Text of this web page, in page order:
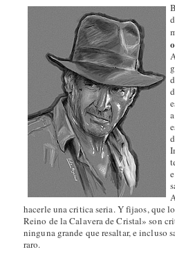
hacerle una critica seria. Y fijaos, que
Reino de la Calavera de Cristal» son
ninguna grande que resaltar, e incluso
raro.